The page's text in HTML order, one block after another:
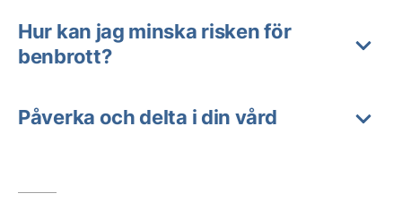
Hur kan jag minska risken för
benbrott?
Påverka och delta i din vård